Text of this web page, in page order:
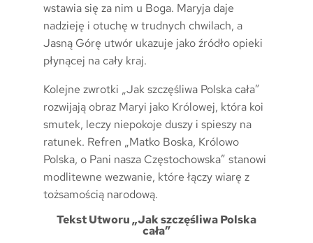
wstawia się za nim u Boga. Maryja daje
nadzieję i otuchę w trudnych chwilach, a
Jasną Górę utwór ukazuje jako źródło opieki
płynącej na cały kraj.
Kolejne zwrotki „Jak szczęśliwa Polska cała”
rozwijają obraz Maryi jako Królowej, która koi
smutek, leczy niepokoje duszy i spieszy na
ratunek. Refren „Matko Boska, Królowo
Polska, o Pani nasza Częstochowska” stanowi
modlitewne wezwanie, które łączy wiarę z
tożsamością narodową.
Tekst Utworu „Jak szczęśliwa Polska
cała”